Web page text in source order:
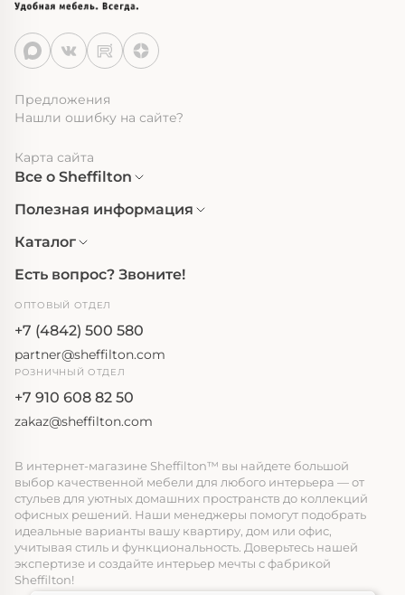
Предложения
Нашли ошибку на сайте?
Карта сайта
Все о Sheffilton
Полезная информация
Каталог
Есть вопрос? Звоните!
ОПТОВЫЙ ОТДЕЛ
+7 (4842) 500 580
partner@sheffilton.com
РОЗНИЧНЫЙ ОТДЕЛ
+7 910 608 82 50
zakaz@sheffilton.com
В интернет-магазине Sheffilton™ вы найдете большой
выбор качественной мебели для любого интерьера — от
стульев для уютных домашних пространств до коллекций
офисных решений. Наши менеджеры помогут подобрать
идеальные варианты вашу квартиру, дом или офис,
учитывая стиль и функциональность. Доверьтесь нашей
экспертизе и создайте интерьер мечты с фабрикой
Sheffilton!